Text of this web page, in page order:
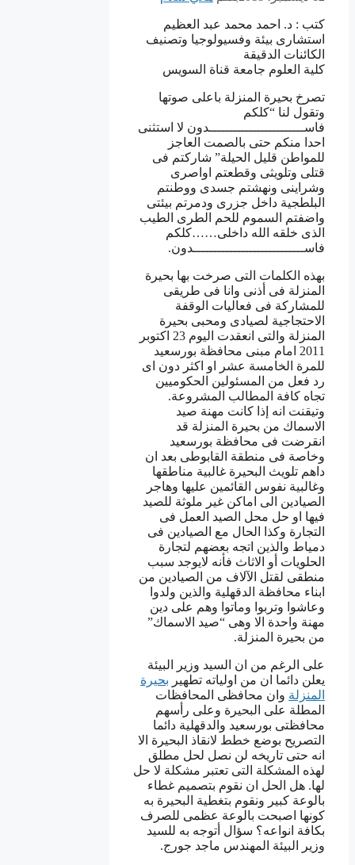
كتب : د. احمد محمد عبد العظيم
استشارى بيئة وفسيولوجيا وتصنيف
الكائنات الدقيقة
كلية العلوم جامعة قناة السويس
تصرخ بحيرة المنزلة باعلى صوتها
وتقول لنا “كلكم
فاســــــــــــــــــــــــدون لا استثنى
احدا منكم حتى بالصمت العاجز
للمواطن قليل الحيلة” شاركتم فى
قتلى وتلويثى وقطعتم اواصرى
وشراينى ونهشتم جسدى ووطنتم
البلطجية داخل جزرى ودمرتم بيئتى
واضفتم السموم للحم الطرى الطيب
الذى خلقه الله داخلى……كلكم
فاســــــــــــــــــــــــــــدون.
بهذه الكلمات التى صرخت بها بحيرة
المنزلة فى أذنى وانا فى طريقى
للمشاركة فى فعاليات الوقفة
الاحتجاجية لصيادى ومحبى بحيرة
المنزلة والتى انعقدت اليوم 23 اكتوبر
2011 امام مبنى محافظة بورسعيد
للمرة الخامسة عشر او اكثر دون اى
رد فعل من المسئولين الحكوميين
تجاه كافة المطالب المشروعة.
وتيقنت انه إذا كانت مهنة صيد
الاسماك من بحيرة المنزلة قد
انقرضت فى محافظة بورسعيد
وخاصة فى منطقة القابوطى بعد ان
داهم تلويث البحيرة غالبية مناطقها
وغالبية نفوس القائمين عليها وهاجر
الصيادين الى اماكن غير ملوثة للصيد
فيها او حل محل الصيد العمل فى
التجارة وكذا الحال مع الصيادين فى
دمياط والذين اتجه بعضهم لتجارة
الحلويات أو الاثاث فأنه لايوجد سبب
منطقى لقتل الآلاف من الصيادين من
ابناء محافظة الدقهلية والذين ولدوا
وعاشوا وتربوا وماتوا وهم على دين
مهنة واحدة الا وهى “صيد الاسماك”
من بحيرة المنزلة.
على الرغم من ان السيد وزير البيئة
يعلن دائما ان من اولياته تطهير بحيرة
المنزلة وان محافظى المحافظات
المطلة على البحيرة وعلى رأسهم
محافظتى بورسعيد والدقهلية دائما
التصريح بوضع خطط لانقاذ البحيرة الا
انه حتى تاريخه لن نصل لحل مطلق
لهذه المشكلة التى تعتبر مشكلة لا حل
لها. هل الحل ان نقوم بتصميم غطاء
بالوعة كبير ونقوم بتغطية البحيرة به
كونها اصبحت بالوعة عظمى للصرف
بكافة انواعه؟ سؤال أتوجه به للسيد
وزير البيئة المهندس ماجد جورج.